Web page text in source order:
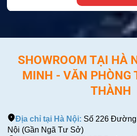
SHOWROOM TẠI HÀ
MINH - VĂN PHÒNG
THÀNH
Địa chỉ tại Hà Nội: Số 226
Nội (Gần Ngã Tư Sở)